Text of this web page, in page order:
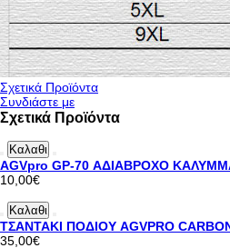
Σχετικά Προϊόντα
Συνδιάστε με
Σχετικά Προϊόντα
Καλαθι
AGVpro GP-70 ΑΔΙΑΒΡΟΧΟ
10,00€
Καλαθι
ΤΣΑΝΤΑΚΙ ΠΟΔΙΟΥ AGVPRO
35,00€